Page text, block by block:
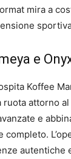
mira a
e
Koffee
ruota attorno al
e
autentiche